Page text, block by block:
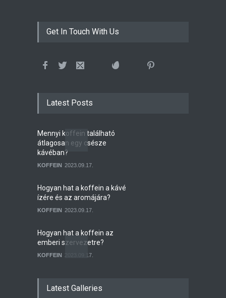
Get In Touch With Us
Latest Posts
Mennyi koffein található
átlagosan egy csésze
kávéban?
KOFFEIN 2023.09.17.
Hogyan hat a koffein a kávé
ízére és az aromájára?
KOFFEIN 2023.09.17.
Hogyan hat a koffein az
emberi szervezetre?
KOFFEIN 2023.09.17.
Mennyi koffein marad a
kávéban, ha megfőztük?
Latest Galleries